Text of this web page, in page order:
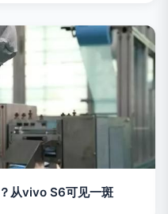
从vivo S6可见一斑